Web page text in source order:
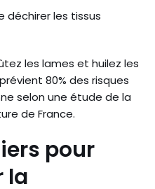
déchirer les tissus
les lames et huilez les
80% des risques
selon une étude de la
de France.
pour
la